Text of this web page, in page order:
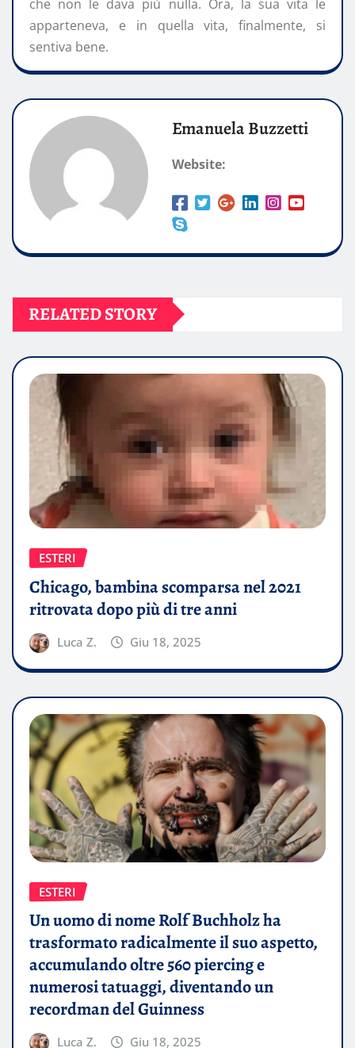
che non le dava più nulla. Ora, la sua vita le
apparteneva, e in quella vita, finalmente, si
sentiva bene.
Emanuela Buzzetti
Website:
RELATED STORY
ESTERI
Chicago, bambina scomparsa nel 2021
ritrovata dopo più di tre anni
Luca Z. Giu 18, 2025
ESTERI
Un uomo di nome Rolf Buchholz ha
trasformato radicalmente il suo aspetto,
accumulando oltre 560 piercing e
numerosi tatuaggi, diventando un
recordman del Guinness
Luca Z. Giu 18, 2025